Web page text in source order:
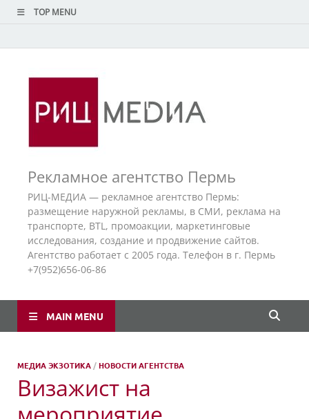
TOP MENU
Рекламное агентство Пермь
РИЦ-МЕДИА — рекламное агентство Пермь:
размещение наружной рекламы, в СМИ, реклама на
транспорте, BTL, промоакции, маркетинговые
исследования, создание и продвижение сайтов.
Агентство работает с 2005 года. Телефон в г. Пермь
+7(952)656-06-86
MAIN MENU
МЕДИА ЭКЗОТИКА /НОВОСТИ АГЕНТСТВА
Визажист на